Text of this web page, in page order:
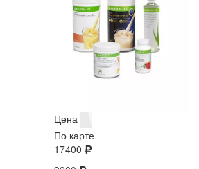
Цена
По карте
17400